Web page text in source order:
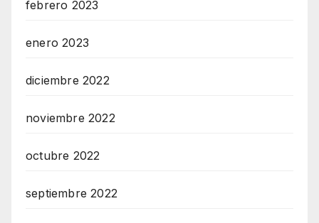
febrero 2023
enero 2023
diciembre 2022
noviembre 2022
octubre 2022
septiembre 2022